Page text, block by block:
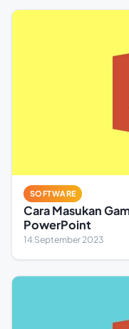
SOFTWARE
Cara Masukan
PowerPoint
14 September 2023